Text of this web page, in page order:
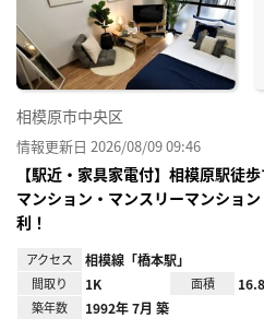
相模原市中央区
情報更新日 2026/08/09 09:46
【駅近・家具家電付】相模原駅徒
マンション・マンスリーマンショ
利！
アクセス 相模線「橋本駅」
間取り 1K 面積
築年数 1992年 7月 築